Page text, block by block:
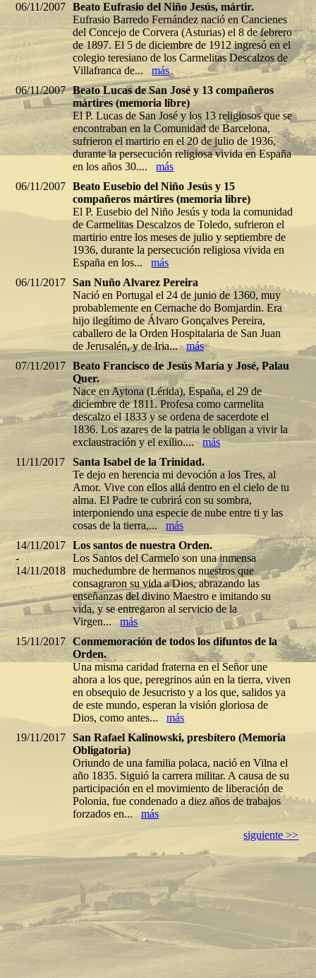
06/11/2007
Beato Eufrasio del Niño Jesús, mártir.
Eufrasio Barredo Fernández nació en Cancienes
del Concejo de Corvera (Asturias) el 8 de febrero
de 1897. El 5 de diciembre de 1912 ingresó en el
colegio teresiano de los Carmelitas Descalzos de
Villafranca de...más
06/11/2007 Beato Lucas de San José y 13 compañeros
mártires (memoria libre)
El P. Lucas de San José y los 13 religiosos que se
encontraban en la Comunidad de Barcelona,
sufrieron el martirio en el 20 de julio de 1936,
durante la persecución religiosa vivida en España
en los años 30....más
06/11/2007
Beato Eusebio del Niño Jesús y 15
compañeros mártires (memoria libre)
El P. Eusebio del Niño Jesús y toda la comunidad
de Carmelitas Descalzos de Toledo, sufrieron el
martirio entre los meses de julio y septiembre de
1936, durante la persecución religiosa vivida en
España en los...más
06/11/2017
San Nuño Alvarez Pereira
Nació en Portugal el 24 de junio de 1360, muy
probablemente en Cernache do Bomjardin. Era
hijo ilegítimo de Álvaro Gonçalves Pereira,
caballero de la Orden Hospitalaria de San Juan
de Jerusalén, y de Iria...más
07/11/2017
Beato Francisco de Jesús María y José, Palau
Quer.
Nace en Aytona (Lérida), España, el 29 de
diciembre de 1811. Profesa como carmelita
descalzo el 1833 y se ordena de sacerdote el
1836. Los azares de la patria le obligan a vivir la
exclaustración y el exilio....más
11/11/2017
Santa Isabel de la Trinidad.
Te dejo en herencia mi devoción a los Tres, al
Amor. Vive con ellos allá dentro en el cielo de tu
alma. El Padre te cubrirá con su sombra,
interponiendo una especie de nube entre ti y las
cosas de la tierra,...más
14/11/2017
-
14/11/2018
Los santos de nuestra Orden.
Los Santos del Carmelo son una inmensa
muchedumbre de hermanos nuestros que
consagraron su vida a Dios, abrazando las
enseñanzas del divino Maestro e imitando su
vida, y se entregaron al servicio de la
Virgen...más
15/11/2017
Conmemoración de todos los difuntos de la
Orden.
Una misma caridad fraterna en el Señor une
ahora a los que, peregrinos aún en la tierra, viven
en obsequio de Jesucristo y a los que, salidos ya
de este mundo, esperan la visión gloriosa de
Dios, como antes...más
19/11/2017
San Rafael Kalinowski, presbítero (Memoria
Obligatoria)
Oriundo de una familia polaca, nació en Vilna el
año 1835. Siguió la carrera militar. A causa de su
participación en el movimiento de liberación de
Polonia, fue condenado a diez años de trabajos
forzados en...más
siguiente >>